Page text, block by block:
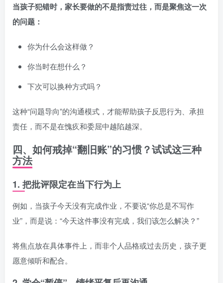
当孩子犯错时，家长要做的不是指责过往，而是聚焦这一次
的问题：
你为什么会这样做？
你当时在想什么？
下次可以换种方式吗？
这种“问题导向”的沟通模式，才能帮助孩子反思行为、承担
责任，而不是在愧疚和委屈中越陷越深。
四、如何戒掉“翻旧账”的习惯？试试这三种
方法
1. 把批评限定在当下行为上
例如，当孩子今天没有完成作业，不要说“你总是不写作
业”，而是说：“今天这件事没有完成，我们该怎么解决？”
将焦点放在具体事件上，而非个人品格或过去历史，孩子更
愿意倾听和配合。